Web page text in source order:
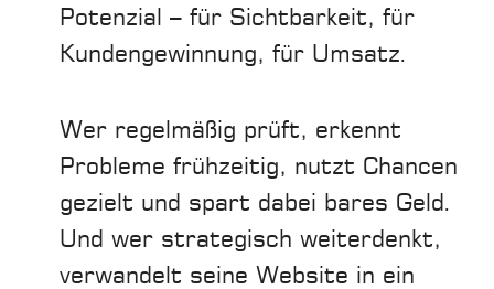
Potenzial – für Sichtbarkeit, für
Kundengewinnung, für Umsatz.
Wer regelmäßig prüft, erkennt
Probleme frühzeitig, nutzt Chancen
gezielt und spart dabei bares Geld.
Und wer strategisch weiterdenkt,
verwandelt seine Website in ein